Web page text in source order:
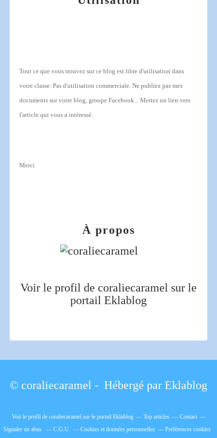
À propos
Voir le profil de coraliecaramel sur le
portail Eklablog
Tout ce que vous trouvez sur ce blog est libre d'utilisation dans
votre classe. Pas d'utilisation commerciale. Ne publiez pas mes
documents sur votre blog, groupe Facebook... Mettez un lien vers
l'article qui vous a intéressé.
Merci
© coraliecaramel - Hébergé par Eklablog
Voir le profil de coraliecaramelsur le portail Eklablog Top articles
Contact
Signaler un abus
C.G.U. Cookies et données personnelles Préférences cookies